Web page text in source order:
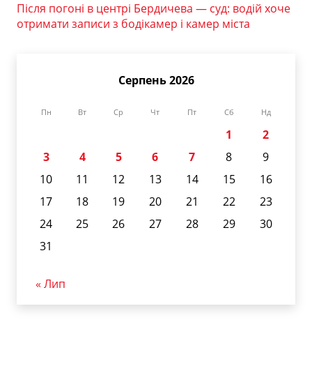
Після погоні в центрі Бердичева — суд: водій хоче
отримати записи з бодікамер і камер міста
Серпень 2026
Пн Вт Ср Чт Пт Сб Нд
1
2
3
4 5 6 7 8
9
10
11 12 13 14 15
16
17
18 19 20 21 22
23
24
25 26 27 28 29
30
31
« Лип